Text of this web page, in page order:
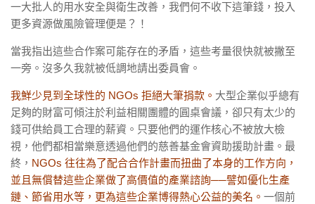
一大批人的用水安全與衛生改善，我們何不收下這筆錢，投入
更多資源做風險管理便是？！
當我指出這些合作案可能存在的矛盾，這些考量很快就被撇至
一旁。沒多久我就被低調地請出委員會。
我鮮少見到全球性的 NGOs 拒絕大筆捐款。 大型企業似乎總有
足夠的財富可傾注於利益相關團體的圓桌會議，卻只有太少的
錢可供給員工合理的薪資。只要他們的運作核心不被放大檢
視，他們都相當樂意透過他們的慈善基金會資助援助計畫。最
終， NGOs 往往為了配合合作計畫而扭曲了本身的工作方向，
並且無償替這些企業做了高價值的產業諮詢──譬如優化生產
鏈、節省用水等， 更為這些企業博得熱心公益的美名。 一個前